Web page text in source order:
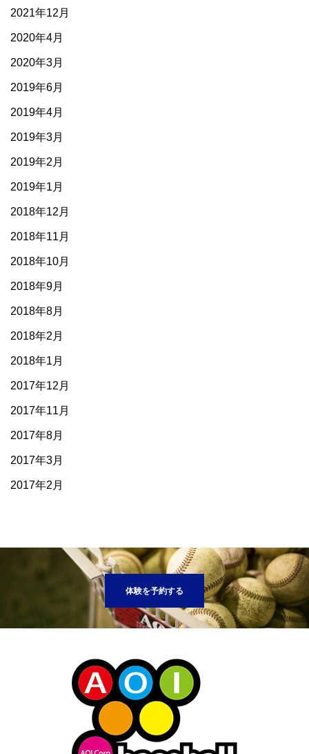
2021年12月
2020年4月
2020年3月
2019年6月
2019年4月
2019年3月
2019年2月
2019年1月
2018年12月
2018年11月
2018年10月
2018年9月
2018年8月
2018年2月
2018年1月
2017年12月
2017年11月
2017年8月
2017年3月
2017年2月
体験を予約する